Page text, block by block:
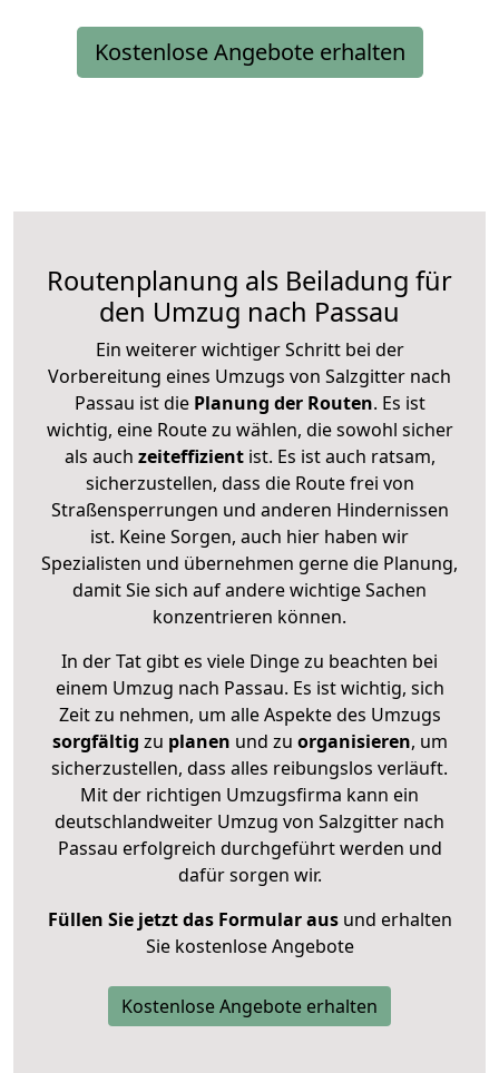
Kostenlose Angebote erhalten
Routenplanung als Beiladung für
den Umzug nach Passau
Ein weiterer wichtiger Schritt bei der
Vorbereitung eines Umzugs von Salzgitter nach
Passau ist diePlanung der Routen. Es ist
wichtig, eine Route zu wählen, die sowohl sicher
als auch zeiteffizientist. Es ist auch ratsam,
sicherzustellen, dass die Route frei von
Straßensperrungen und anderen Hindernissen
ist. Keine Sorgen, auch hier haben wir
Spezialisten und übernehmen gerne die Planung,
damit Sie sich auf andere wichtige Sachen
konzentrieren können.
In der Tat gibt es viele Dinge zu beachten bei
einem Umzug nach Passau. Es ist wichtig, sich
Zeit zu nehmen, um alle Aspekte des Umzugs
sorgfältig zu planen und zu organisieren, um
sicherzustellen, dass alles reibungslos verläuft.
Mit der richtigen Umzugsfirma kann ein
deutschlandweiter Umzug von Salzgitter nach
Passau erfolgreich durchgeführt werden und
dafür sorgen wir.
Füllen Sie jetzt das Formular ausund erhalten
Sie kostenlose Angebote
Kostenlose Angebote erhalten